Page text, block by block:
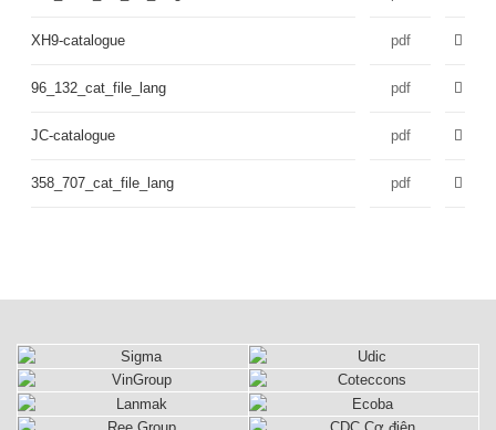
XH9-catalogue pdf
96_132_cat_file_lang pdf
JC-catalogue pdf
358_707_cat_file_lang pdf